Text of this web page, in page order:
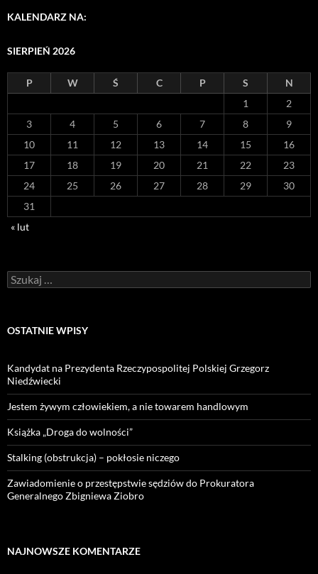
KALENDARZ NA:
SIERPIEŃ 2026
P W Ś C P S
N
1
2
3
4 5 6 7 8
9
10
11 12 13 14 15
16
17
18 19 20 21 22
23
24
25 26 27 28 29
30
31
« lut
Szukaj:
OSTATNIE WPISY
Kandydat na Prezydenta Rzeczypospolitej Polskiej Grzegorz
Niedźwiecki
Jestem żywym człowiekiem, a nie towarem handlowym
Książka „Droga do wolności”
Stalking (obstrukcja) – pokłosie niczego
Zawiadomienie o przestępstwie sędziów do Prokuratora
Generalnego Zbigniewa Ziobro
NAJNOWSZE KOMENTARZE